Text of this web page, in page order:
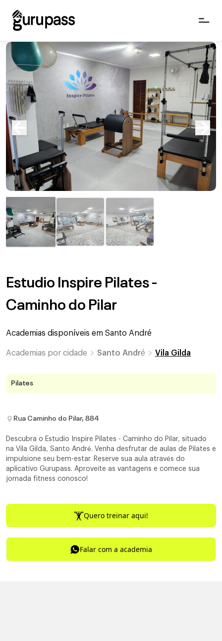
Estudio Inspire Pilates -
Caminho do Pilar
Academias disponíveis em Santo André
Academias por cidade Santo André Vila Gilda
Pilates
Rua Caminho do Pilar, 884
Descubra o Estudio Inspire Pilates - Caminho do Pilar, situado
na Vila Gilda, Santo André. Venha desfrutar de aulas de Pilates e
impulsione seu bem-estar. Reserve sua aula através do
aplicativo Gurupass. Aproveite as vantagens e comece sua
jornada fitness conosco!
Quero treinar aqui!
Falar com a academia